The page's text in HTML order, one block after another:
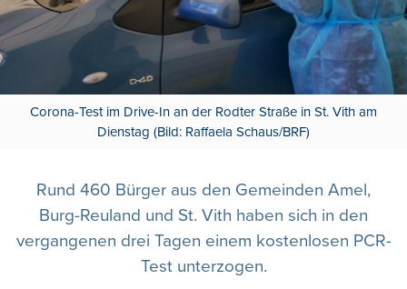
Corona-Test im Drive-In an der Rodter Straße in St. Vith am
Dienstag (Bild: Raffaela Schaus/BRF)
Rund 460 Bürger aus den Gemeinden Amel,
Burg-Reuland und St. Vith haben sich in den
vergangenen drei Tagen einem kostenlosen PCR-
Test unterzogen.